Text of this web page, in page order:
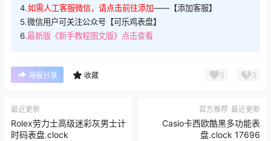
4.如需人工客服微信，请点击前往添加——【添加客服】
5.微信用户可关注公众号【可乐鸡表盘】
6.最新版《新手教程图文版》点击查看
海报分享 收藏 0 0
最近更新
Rolex劳力士高级迷彩灰男士计
时码表盘.clock
官方推荐 最近更新
Casio卡西欧酷黑多功能表
盘.clock 17696